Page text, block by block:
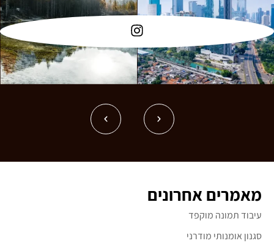
מאמרים אחרונים
עיבוד תמונה מוקפד
סגנון אומנותי מודרני